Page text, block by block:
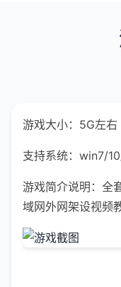
游戏大小：5G左右
支持系统：win7/
游戏简介说明：全
域网外网架设视频